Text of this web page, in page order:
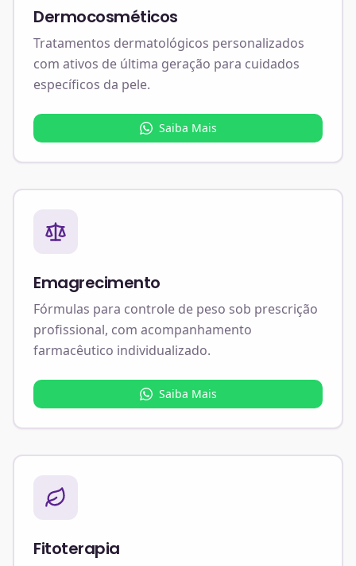
Dermocosméticos
Tratamentos dermatológicos personalizados
com ativos de última geração para cuidados
específicos da pele.
Saiba Mais
Emagrecimento
Fórmulas para controle de peso sob prescrição
profissional, com acompanhamento
farmacêutico individualizado.
Saiba Mais
Fitoterapia